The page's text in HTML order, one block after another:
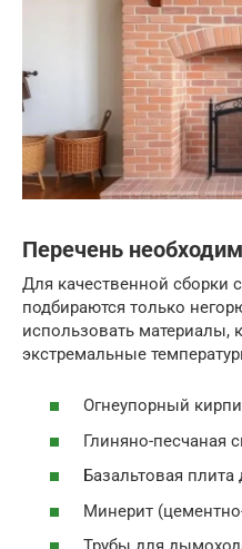
Перечень
Для качественной сборки
подбираются только
использовать
экстремальные
Огнеупорный
Глиняно-песчаная
Базальтовая
Минерит